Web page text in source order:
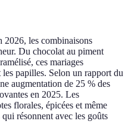
2026, les combinaisons
Du chocolat au piment
ces mariages
papilles. Selon un rapport du
augmentation de 25 % des
en 2025. Les
florales, épicées et même
résonnent avec les goûts